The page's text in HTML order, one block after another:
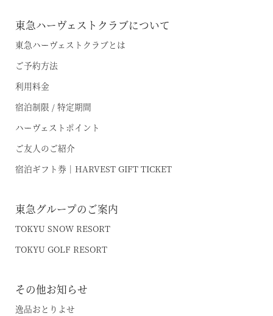
東急ハーヴェストクラブガイドブック
ハンドブック
VIALA軽井沢Retreat creek/garden
VIALA annex京都鷹峯
RESERVEシリーズ
RESERVE飛騨高山 In 東急ステイ飛騨高山 結の湯
In THE HOTEL HIGASHIYAMA
プリンス バケーション クラブ
東急ハーヴェストクラブについて
東急ハーヴェストクラブとは
ご予約方法
利用料金
宿泊制限 / 特定期間
ハーヴェストポイント
ご友人のご紹介
宿泊ギフト券｜HARVEST GIFT TICKET
東急グループのご案内
TOKYU SNOW RESORT
TOKYU GOLF RESORT
その他お知らせ
逸品おとりよせ